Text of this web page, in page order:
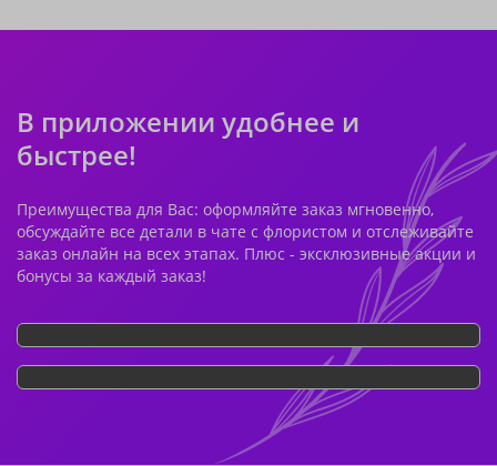
В приложении удобнее и
быстрее!
Преимущества для Вас: оформляйте заказ мгновенно,
обсуждайте все детали в чате с флористом и отслеживайте
заказ онлайн на всех этапах. Плюс - эксклюзивные акции и
бонусы за каждый заказ!